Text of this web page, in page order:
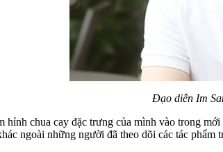
Đạo diễn Im
chua cay đặc trưng của mình vào trong mới
ngoài những người đã theo dõi các tác phẩm